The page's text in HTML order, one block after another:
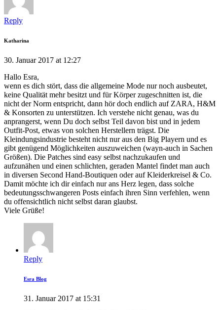
Reply
Katharina
30. Januar 2017 at 12:27
Hallo Esra,
wenn es dich stört, dass die allgemeine Mode nur noch ausbeutet,
keine Qualität mehr besitzt und für Körper zugeschnitten ist, die
nicht der Norm entspricht, dann hör doch endlich auf ZARA, H&M
& Konsorten zu unterstützen. Ich verstehe nicht genau, was du
anprangerst, wenn Du doch selbst Teil davon bist und in jedem
Outfit-Post, etwas von solchen Herstellern trägst. Die
Kleindungsindustrie besteht nicht nur aus den Big Playern und es
gibt genügend Möglichkeiten auszuweichen (wayn-auch in Sachen
Größen). Die Patches sind easy selbst nachzukaufen und
aufzunähen und einen schlichten, geraden Mantel findet man auch
in diversen Second Hand-Boutiquen oder auf Kleiderkreisel & Co.
Damit möchte ich dir einfach nur ans Herz legen, dass solche
bedeutungsschwangeren Posts einfach ihren Sinn verfehlen, wenn
du offensichtlich nicht selbst daran glaubst.
Viele Grüße!
Reply
Esra Blog
31. Januar 2017 at 15:31